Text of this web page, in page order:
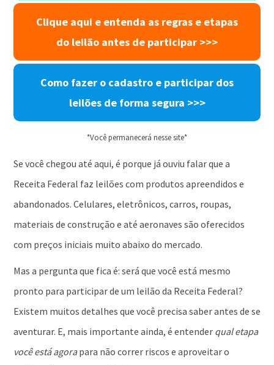
Clique aqui e entenda as regras e etapas
do leilão antes de participar >>>
Como fazer o cadastro e participar dos
leilões de forma segura >>>
*Você permanecerá nesse site*
Se você chegou até aqui, é porque já ouviu falar que a
Receita Federal faz leilões com produtos apreendidos e
abandonados. Celulares, eletrônicos, carros, roupas,
materiais de construção e até aeronaves são oferecidos
com preços iniciais muito abaixo do mercado.
Mas a pergunta que fica é: será que você está mesmo
pronto para participar de um leilão da Receita Federal?
Existem muitos detalhes que você precisa saber antes de se
aventurar. E, mais importante ainda, é entender qual etapa
você está agorapara não correr riscos e aproveitar o